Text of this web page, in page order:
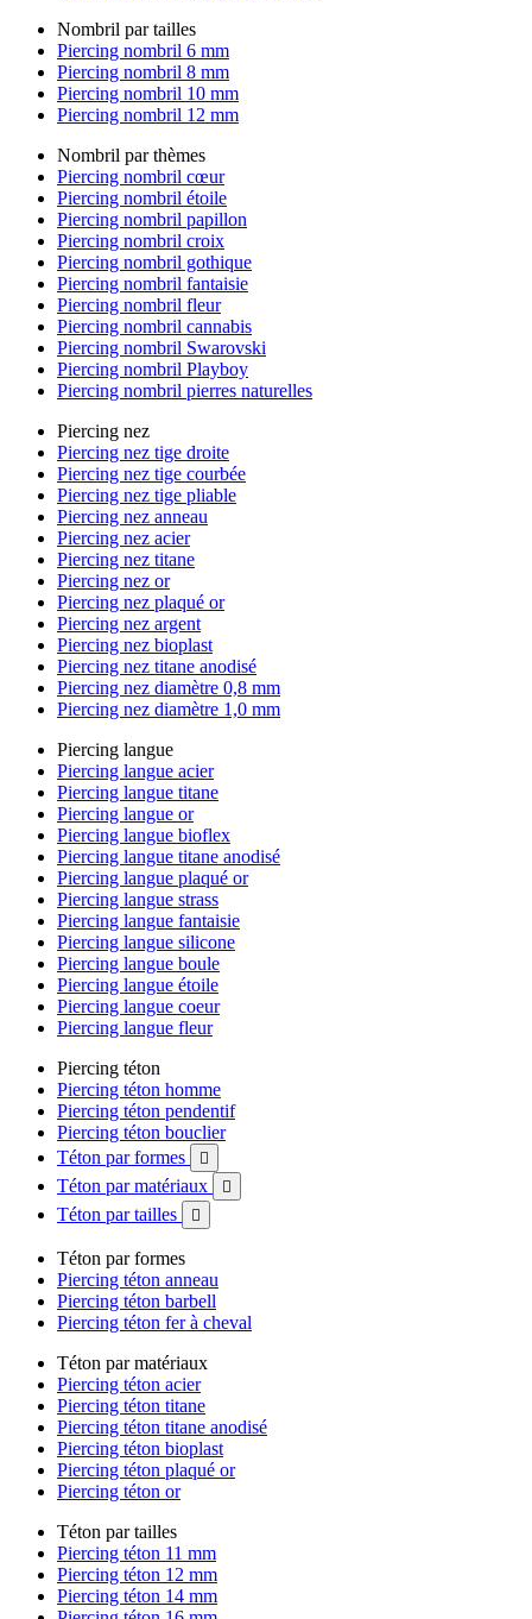
Nombril par tailles
Piercing nombril 6 mm
Piercing nombril 8 mm
Piercing nombril 10 mm
Piercing nombril 12 mm
Nombril par thèmes
Piercing nombril cœur
Piercing nombril étoile
Piercing nombril papillon
Piercing nombril croix
Piercing nombril gothique
Piercing nombril fantaisie
Piercing nombril fleur
Piercing nombril cannabis
Piercing nombril Swarovski
Piercing nombril Playboy
Piercing nombril pierres naturelles
Piercing nez
Piercing nez tige droite
Piercing nez tige courbée
Piercing nez tige pliable
Piercing nez anneau
Piercing nez acier
Piercing nez titane
Piercing nez or
Piercing nez plaqué or
Piercing nez argent
Piercing nez bioplast
Piercing nez titane anodisé
Piercing nez diamètre 0,8 mm
Piercing nez diamètre 1,0 mm
Piercing langue
Piercing langue acier
Piercing langue titane
Piercing langue or
Piercing langue bioflex
Piercing langue titane anodisé
Piercing langue plaqué or
Piercing langue strass
Piercing langue fantaisie
Piercing langue silicone
Piercing langue boule
Piercing langue étoile
Piercing langue coeur
Piercing langue fleur
Piercing téton
Piercing téton homme
Piercing téton pendentif
Piercing téton bouclier
Téton par formes

Téton par matériaux 
Téton par tailles 
Téton par formes
Piercing téton anneau
Piercing téton barbell
Piercing téton fer à cheval
Téton par matériaux
Piercing téton acier
Piercing téton titane
Piercing téton titane anodisé
Piercing téton bioplast
Piercing téton plaqué or
Piercing téton or
Téton par tailles
Piercing téton 11 mm
Piercing téton 12 mm
Piercing téton 14 mm